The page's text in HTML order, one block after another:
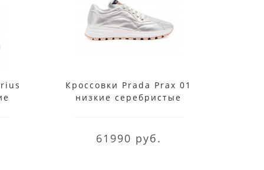
Кроссовки Prada Prax 01
низкие серебристые
61990 руб.